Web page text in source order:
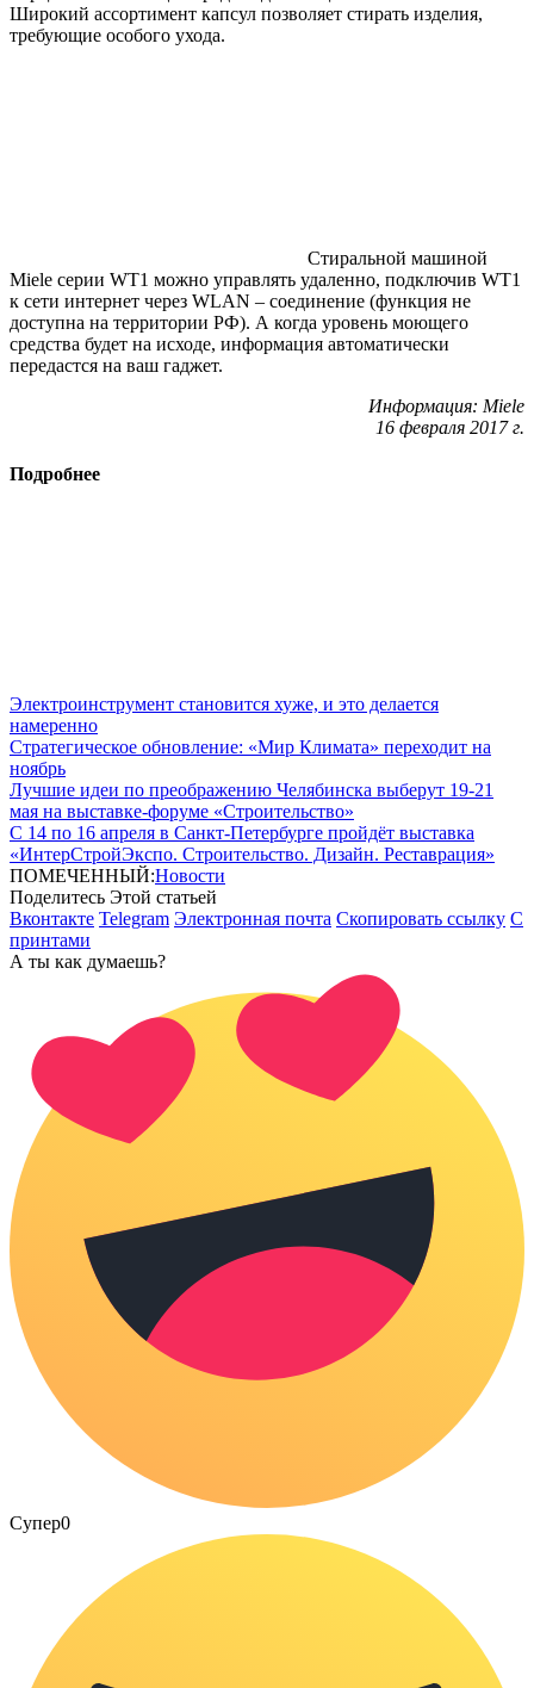
Широкий ассортимент капсул позволяет стирать изделия,
требующие особого ухода.
Стиральной машиной
Miele серии WT1 можно управлять удаленно, подключив WT1
к сети интернет через WLAN – соединение (функция не
доступна на территории РФ). А когда уровень моющего
средства будет на исходе, информация автоматически
передастся на ваш гаджет.
Информация: Miele
16 февраля 2017 г.
Подробнее
Электроинструмент становится хуже, и это делается
намеренно
Стратегическое обновление: «Мир Климата» переходит на
ноябрь
Лучшие идеи по преображению Челябинска выберут 19-21
мая на выставке-форуме «Строительство»
С 14 по 16 апреля в Санкт-Петербурге пройдёт выставка
«ИнтерСтройЭкспо. Строительство. Дизайн. Реставрация»
ПОМЕЧЕННЫЙ:Новости
Поделитесь Этой статьей
Вконтакте Telegram Электронная почта Скопировать ссылку С
принтами
А ты как думаешь?
Супер0